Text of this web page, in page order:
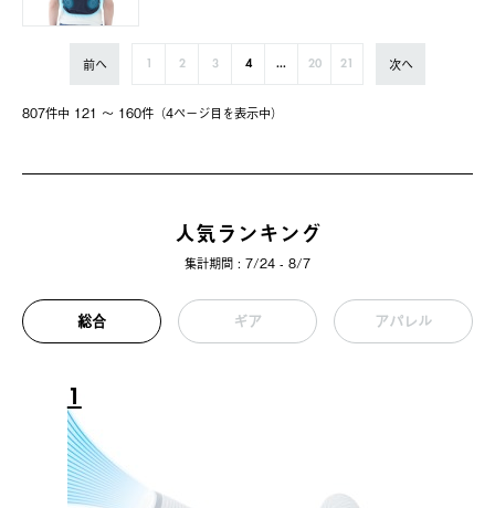
807件中 121 〜 160件（4ページ⽬を表⽰中）
前へ 2 3 4 ... 20 21 次へ
人気ランキング
集計期間 : 7/24 - 8/7
総合 ギア アパレル
1